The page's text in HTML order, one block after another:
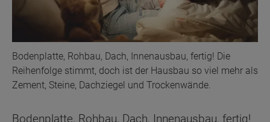
Bodenplatte, Rohbau, Dach, Innenausbau, fertig! Die
Reihenfolge stimmt, doch ist der Hausbau so viel mehr als
Zement, Steine, Dachziegel und Trockenwände.
Bodenplatte, Rohbau, Dach, Innenausbau, fertig!